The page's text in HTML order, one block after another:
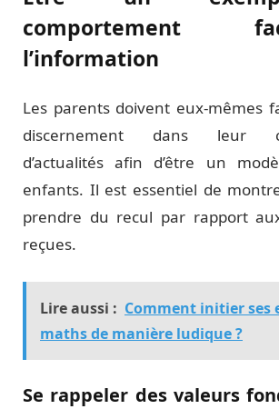
comportement
l’information
Les parents doivent eux-mêmes
discernement dans leur
d’actualités afin d’être un
enfants. Il est essentiel de
prendre du recul par rapport
reçues.
Lire aussi : Comment initier ses
maths de manière ludique ?
Se rappeler des valeurs